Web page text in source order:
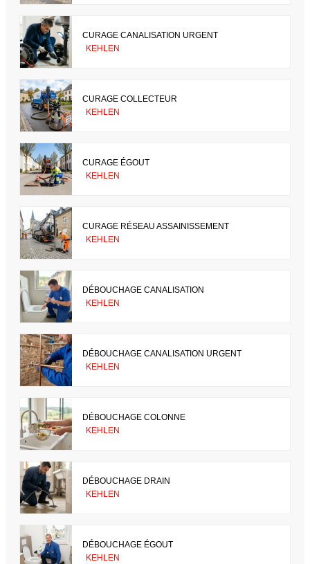
CURAGE CANALISATION URGENT
KEHLEN
CURAGE COLLECTEUR
KEHLEN
CURAGE ÉGOUT
KEHLEN
CURAGE RÉSEAU ASSAINISSEMENT
KEHLEN
DÉBOUCHAGE CANALISATION
KEHLEN
DÉBOUCHAGE CANALISATION URGENT
KEHLEN
DÉBOUCHAGE COLONNE
KEHLEN
DÉBOUCHAGE DRAIN
KEHLEN
DÉBOUCHAGE ÉGOUT
KEHLEN